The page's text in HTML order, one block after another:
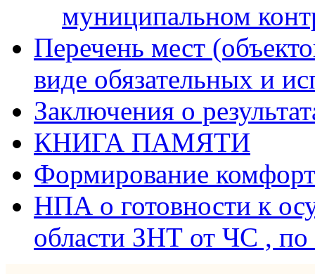
муниципальном
Перечень мест
виде обязательных и
Заключения о
КНИГА ПАМЯТИ
Формирование
НПА о готовности к
области ЗНТ от ЧС ,